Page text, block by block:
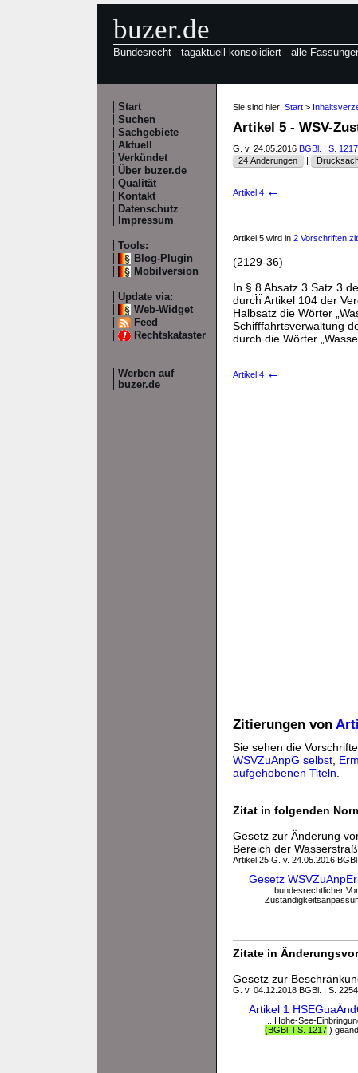
buzer.de
Bundesrecht - tagaktuell konsolidiert - alle
Start
Suchen
Sachgebiete
Aktuell
Verkündet
Über buzer.de
Qualität
Kontakt
Datenschutz
Impressum
Tools:
Blog-Plugin
Mobilversion
Update via:
Web-Widget
Feed
Rechtskataster
Werben auf
buzer.de
Sie sind hier: Start >
Artikel 5 - WSV-
G. v. 24.05.2016 BGBl. I S. 1217
24 Änderungen
|
Artikel 4 ←
Artikel 5 wird in 2 Vorschriften
(2129-36)
In § 8Absatz 3 Satz 3
durch Artikel 104 der
Halbsatz die Wörter
Schifffahrtsverwaltung
durch die Wörter
Artikel 4 ←
Zitierungen von
Sie sehen die
WSVZuAnpG selbst
aufgehobenen Titeln
Zitat in folgenden
Gesetz zur Änderung
Bereich der
Artikel 25 G. v. 24.05.2016
Gesetz
... bundesrechtlicher
Zitate in
Gesetz zur
G. v. 04.12.2018 BGBl. I S. 2254
Artikel 1
... Hohe-See-
(BGBl. I S. 1217 )